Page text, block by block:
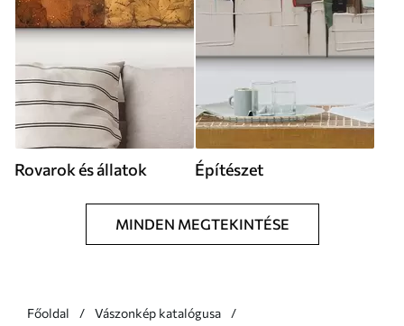
Rovarok és állatok Építészet
MINDEN MEGTEKINTÉSE
Főoldal
Vászonkép katalógusa